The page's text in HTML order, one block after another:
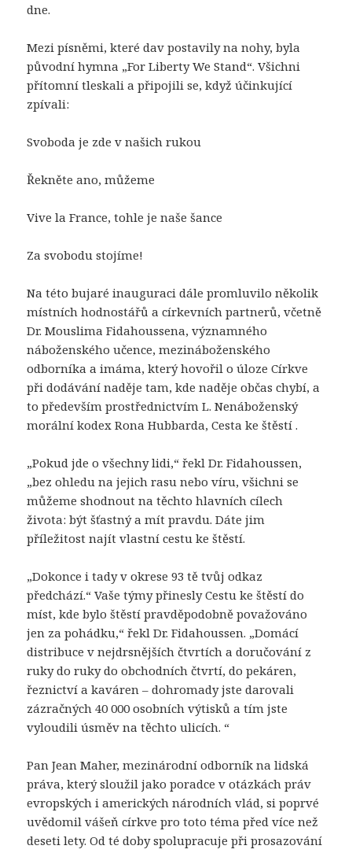
dne.
Mezi písněmi, které dav postavily na nohy, byla
původní hymna „For Liberty We Stand“. Všichni
přítomní tleskali a připojili se, když účinkující
zpívali:
Svoboda je zde v našich rukou
Řekněte ano, můžeme
Vive la France, tohle je naše šance
Za svobodu stojíme!
Na této bujaré inauguraci dále promluvilo několik
místních hodnostářů a církevních partnerů, včetně
Dr. Mouslima Fidahoussena, významného
náboženského učence, mezináboženského
odborníka a imáma, který hovořil o úloze Církve
při dodávání naděje tam, kde naděje občas chybí, a
to především prostřednictvím L. Nenáboženský
morální kodex Rona Hubbarda, Cesta ke štěstí .
„Pokud jde o všechny lidi,“ řekl Dr. Fidahoussen,
„bez ohledu na jejich rasu nebo víru, všichni se
můžeme shodnout na těchto hlavních cílech
života: být šťastný a mít pravdu. Dáte jim
příležitost najít vlastní cestu ke štěstí.
„Dokonce i tady v okrese 93 tě tvůj odkaz
předchází.“ Vaše týmy přinesly Cestu ke štěstí do
míst, kde bylo štěstí pravděpodobně považováno
jen za pohádku,“ řekl Dr. Fidahoussen. „Domácí
distribuce v nejdrsnějších čtvrtích a doručování z
ruky do ruky do obchodních čtvrtí, do pekáren,
řeznictví a kaváren – dohromady jste darovali
zázračných 40 000 osobních výtisků a tím jste
vyloudili úsměv na těchto ulicích. “
Pan Jean Maher, mezinárodní odborník na lidská
práva, který sloužil jako poradce v otázkách práv
evropských i amerických národních vlád, si poprvé
uvědomil vášeň církve pro toto téma před více než
deseti lety. Od té doby spolupracuje při prosazování